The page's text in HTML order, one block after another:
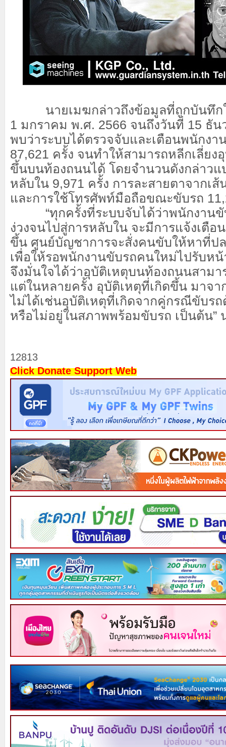
นายเมฆกล่าวถึงข้อมูลที่ถูกบันทึกใ
1 มกราคม พ.ศ. 2566 จนถึงวันที่ 15 ธั
พบว่าระบบได้ตรวจจับและเตือนพนักงา
87,621 ครั้ง จนทำให้สามารถหลีกเลี่ยง
ขึ้นบนท้องถนนได้ โดยจำนวนดังกล่าวแ
หลับใน 9,971 ครั้ง การละสายตาจากเส้
และการใช้โทรศัพท์มือถือขณะขับรถ
“ทุกครั้งที่ระบบจับได้ว่าพนักงานขั
ง่วงจนไปสู่การหลับใน จะมีการแจ้งเตือ
ขึ้น ศูนย์บัญชาการจะสั่งคนขับให้หาที่ป
เพื่อให้รอพนักงานขับรถคนใหม่ไปรับห
จึงมั่นใจได้ว่าอุบัติเหตุบนท้องถนนสามา
แต่ในหลายครั้ง อุบัติเหตุที่เกิดขึ้น มาจา
ไม่ได้เช่นอุบัติเหตุที่เกิดจากคู่กรณีขับร
หรือไม่อยู่ในสภาพพร้อมขับรถ เป็นต้น”
12813
Click Donate Support Web